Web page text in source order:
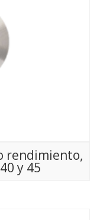
rendimiento,
y 45